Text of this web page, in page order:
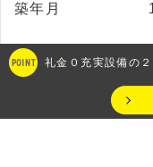
築年月
礼金０充実設備の